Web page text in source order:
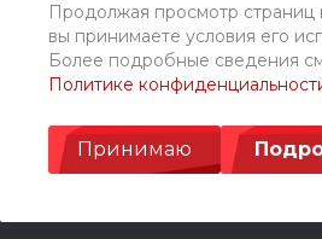
Продолжая просмотр страниц
вы принимаете условия его
Более подробные сведения
Политике
Принимаю
Каталог
Услуги